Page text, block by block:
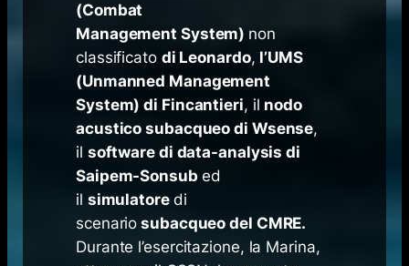
(Combat
Management System) non
classificato di Leonardo, l’UMS
(Unmanned Management
System) di Fincantieri, il nodo
acustico subacqueo di Wsense,
il software di data-analysis di
Saipem-Sonsub ed
il simulatore di
scenario subacqueo del CMRE.
Durante l’esercitazione, la Marina,